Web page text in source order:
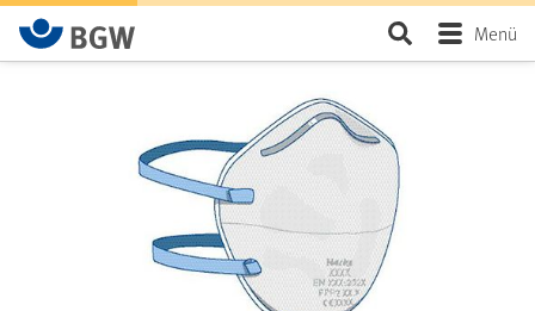
Zum Hauptinhalt springen SeiteMenü